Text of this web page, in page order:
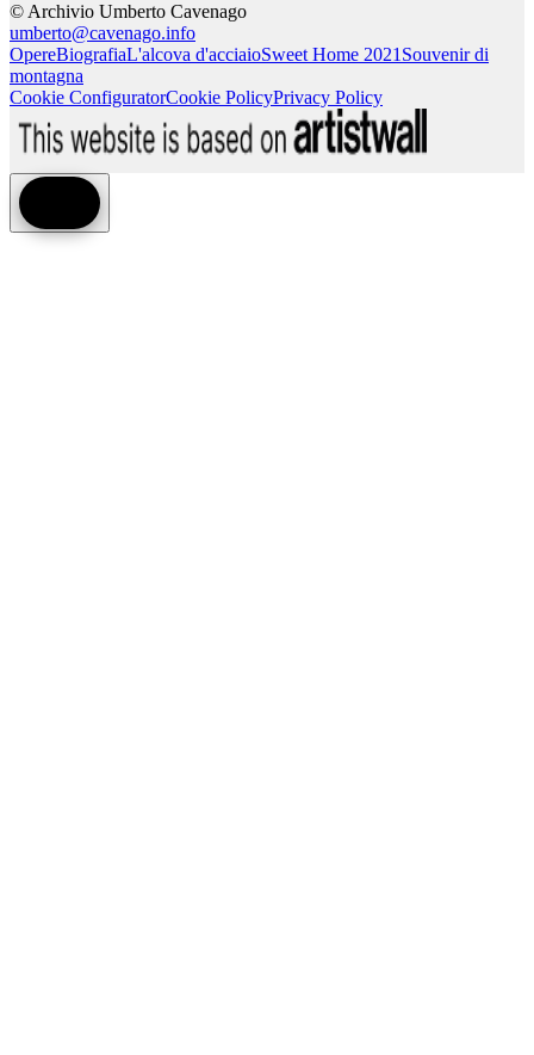
© Archivio Umberto Cavenago
umberto@cavenago.info
OpereBiografiaL'alcova d'acciaioSweet Home 2021 Souvenir di
montagna
Cookie ConfiguratorCookie PolicyPrivacy Policy